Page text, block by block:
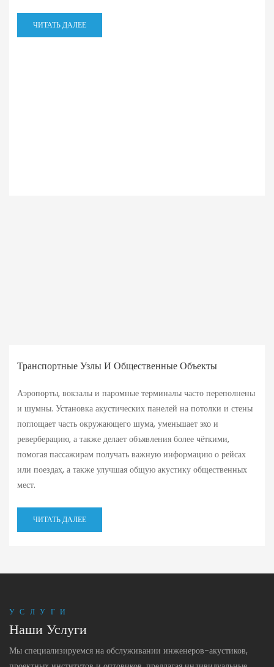
ЧИТАТЬ ДАЛЕЕ
Транспортные Узлы И Общественные Объекты
Аэропорты, вокзалы и паромные терминалы часто переполнены
и шумны. Установка акустических панелей на потолки и стены
поглощает часть окружающего шума, уменьшает эхо и
реверберацию, а также делает объявления более чёткими,
помогая пассажирам получать важную информацию о рейсах
или поездах, а также улучшая общую акустику общественных
мест.
ЧИТАТЬ ДАЛЕЕ
УСЛУГИ
Наши Услуги
Мы специализируемся на обслуживании инженеров-акустиков,